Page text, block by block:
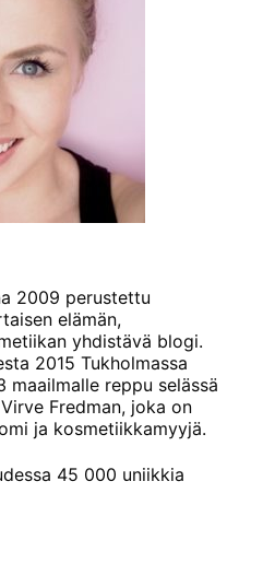
2009 perustettu
elämän,
yhdistävä blogi.
2015 Tukholmassa
maailmalle reppu selässä
Fredman, joka on
ja kosmetiikkamyyjä.
45 000 uniikkia